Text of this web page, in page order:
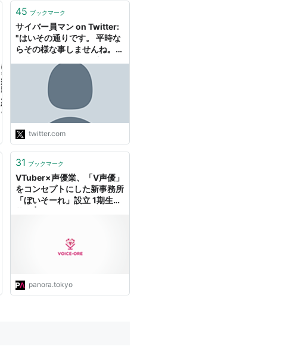
45 ブックマーク
サイバー員マン on Twitter:
"はいその通りです。 平時な
らその様な事しませんね。
方が大きいからそのシステム
を導入したのでしょう。 コ
コアと違って今回は悪意があ
る人がいれば損失になるから
こそ、マスコミは、その様な
発言をする事はいけない…
https://t.co/Ri3AvTKPAz"
twitter.com
31 ブックマーク
VTuber×声優業、「V声優」
をコンセプトにした新事務所
「ぼいそーれ」設立 1期生を
panora.tokyo